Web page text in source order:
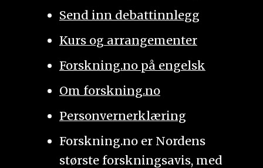
Send inn debattinnlegg
Kurs og arrangementer
Forskning.no på engelsk
Om forskning.no
Personvernerklæring
Forskning.no er Nordens
største forskningsavis, med